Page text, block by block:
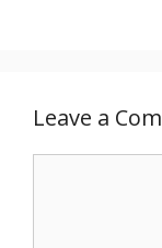
Leave a